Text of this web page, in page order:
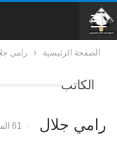
الصفحة الرئيسية رامي
الكاتب
رامي جلال 61 المشاركات